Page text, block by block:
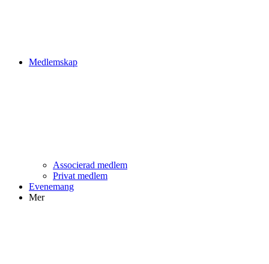
Medlemskap
Associerad medlem
Privat medlem
Evenemang
Mer